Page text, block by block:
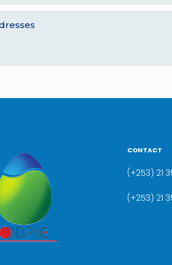
CONTACT
(+253) 21
(+253) 21